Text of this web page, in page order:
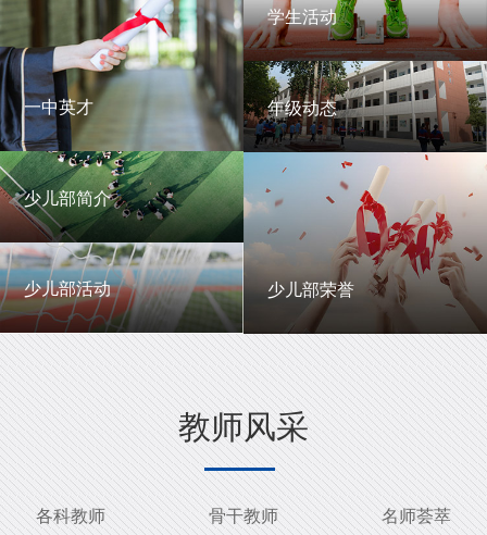
一中英才
一中英才
少儿部简介
少儿部简介
少儿部活动
少儿部活动
学生活动
学生活动
年级动态
年级动态
少儿部荣誉
少儿部荣誉
教师风采
各科教师 骨干教师 名师荟萃